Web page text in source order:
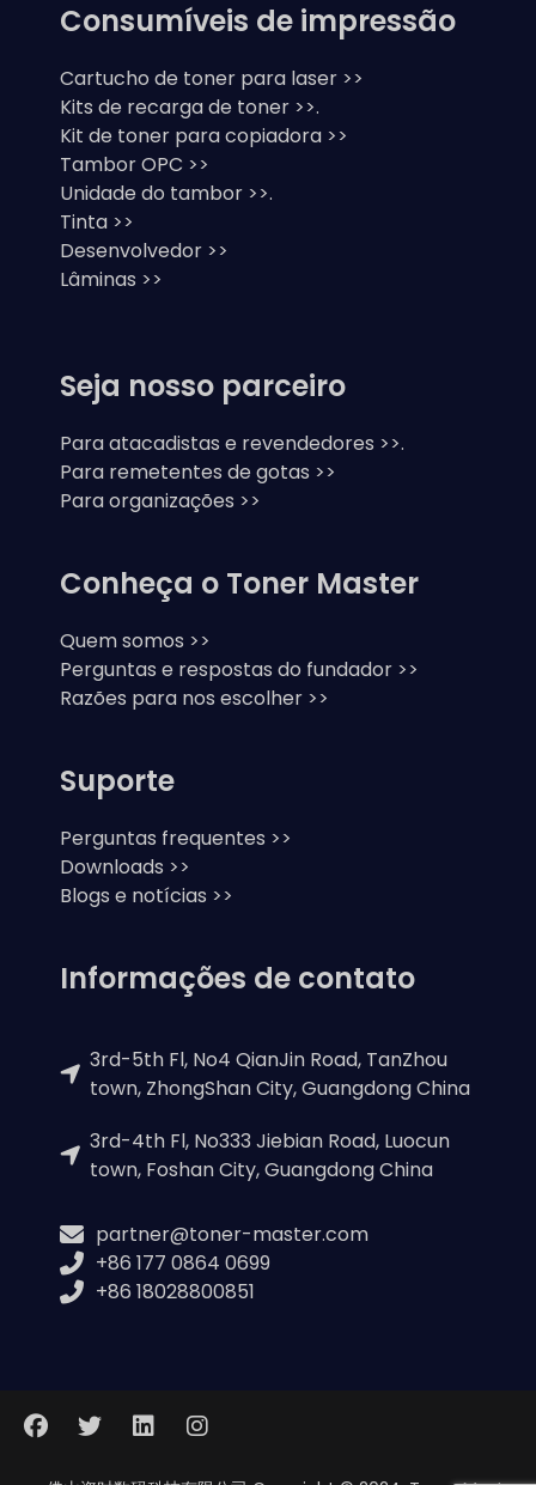
Consumíveis de impressão
Cartucho de toner para laser >>
Kits de recarga de toner >>.
Kit de toner para copiadora >>
Tambor OPC >>
Unidade do tambor >>.
Tinta >>
Desenvolvedor >>
Lâminas >>
Seja nosso parceiro
Para atacadistas e revendedores >>.
Para remetentes de gotas >>
Para organizações >>
Conheça o Toner Master
Quem somos >>
Perguntas e respostas do fundador >>
Razões para nos escolher >>
Suporte
Perguntas frequentes >>
Downloads >>
Blogs e notícias >>
Informações de contato
3rd-5th Fl, No4 QianJin Road, TanZhou
town, ZhongShan City, Guangdong China
3rd-4th Fl, No333 Jiebian Road, Luocun
town, Foshan City, Guangdong China
partner@toner-master.com
+86 177 0864 0699
+86 18028800851